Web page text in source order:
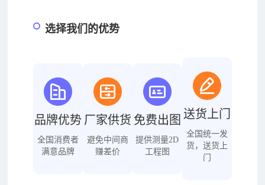
选择我们的优势
品牌优势
全国消费者
满意品牌
厂家供货
避免中间商
赚差价
免费出图
提供测量2D
工程图
送货上门
全国统一发
货，送货上
门